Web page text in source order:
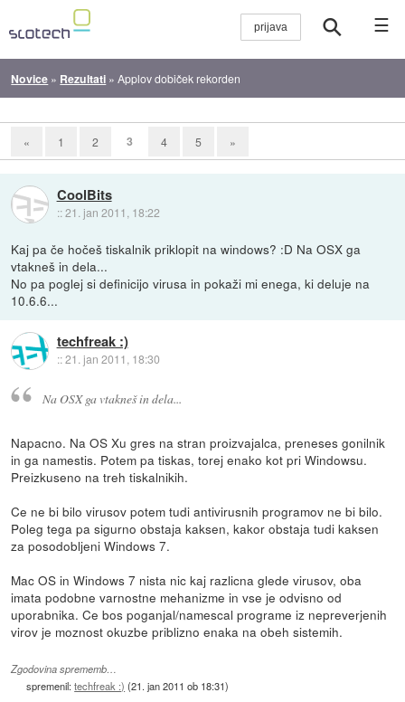
☰
Novice » Rezultati »Applov dobiček rekorden
« 1 2 3 4 5 »
CoolBits
::21. jan 2011, 18:22
Kaj pa če hočeš tiskalnik priklopit na windows? :D Na OSX ga
vtakneš in dela...
No pa poglej si definicijo virusa in pokaži mi enega, ki deluje na
10.6.6...
techfreak :)
::21. jan 2011, 18:30
Na OSX ga vtakneš in dela...
Napacno. Na OS Xu gres na stran proizvajalca, preneses gonilnik
in ga namestis. Potem pa tiskas, torej enako kot pri Windowsu.
Preizkuseno na treh tiskalnikih.
Ce ne bi bilo virusov potem tudi antivirusnih programov ne bi bilo.
Poleg tega pa sigurno obstaja kaksen, kakor obstaja tudi kaksen
za posodobljeni Windows 7.
Mac OS in Windows 7 nista nic kaj razlicna glede virusov, oba
imata podobne varnostne mehanizme in vse je odvisno od
uporabnika. Ce bos poganjal/namescal programe iz nepreverjenih
virov je moznost okuzbe priblizno enaka na obeh sistemih.
Zgodovina sprememb…
spremenil:techfreak :) (21. jan 2011 ob 18:31)